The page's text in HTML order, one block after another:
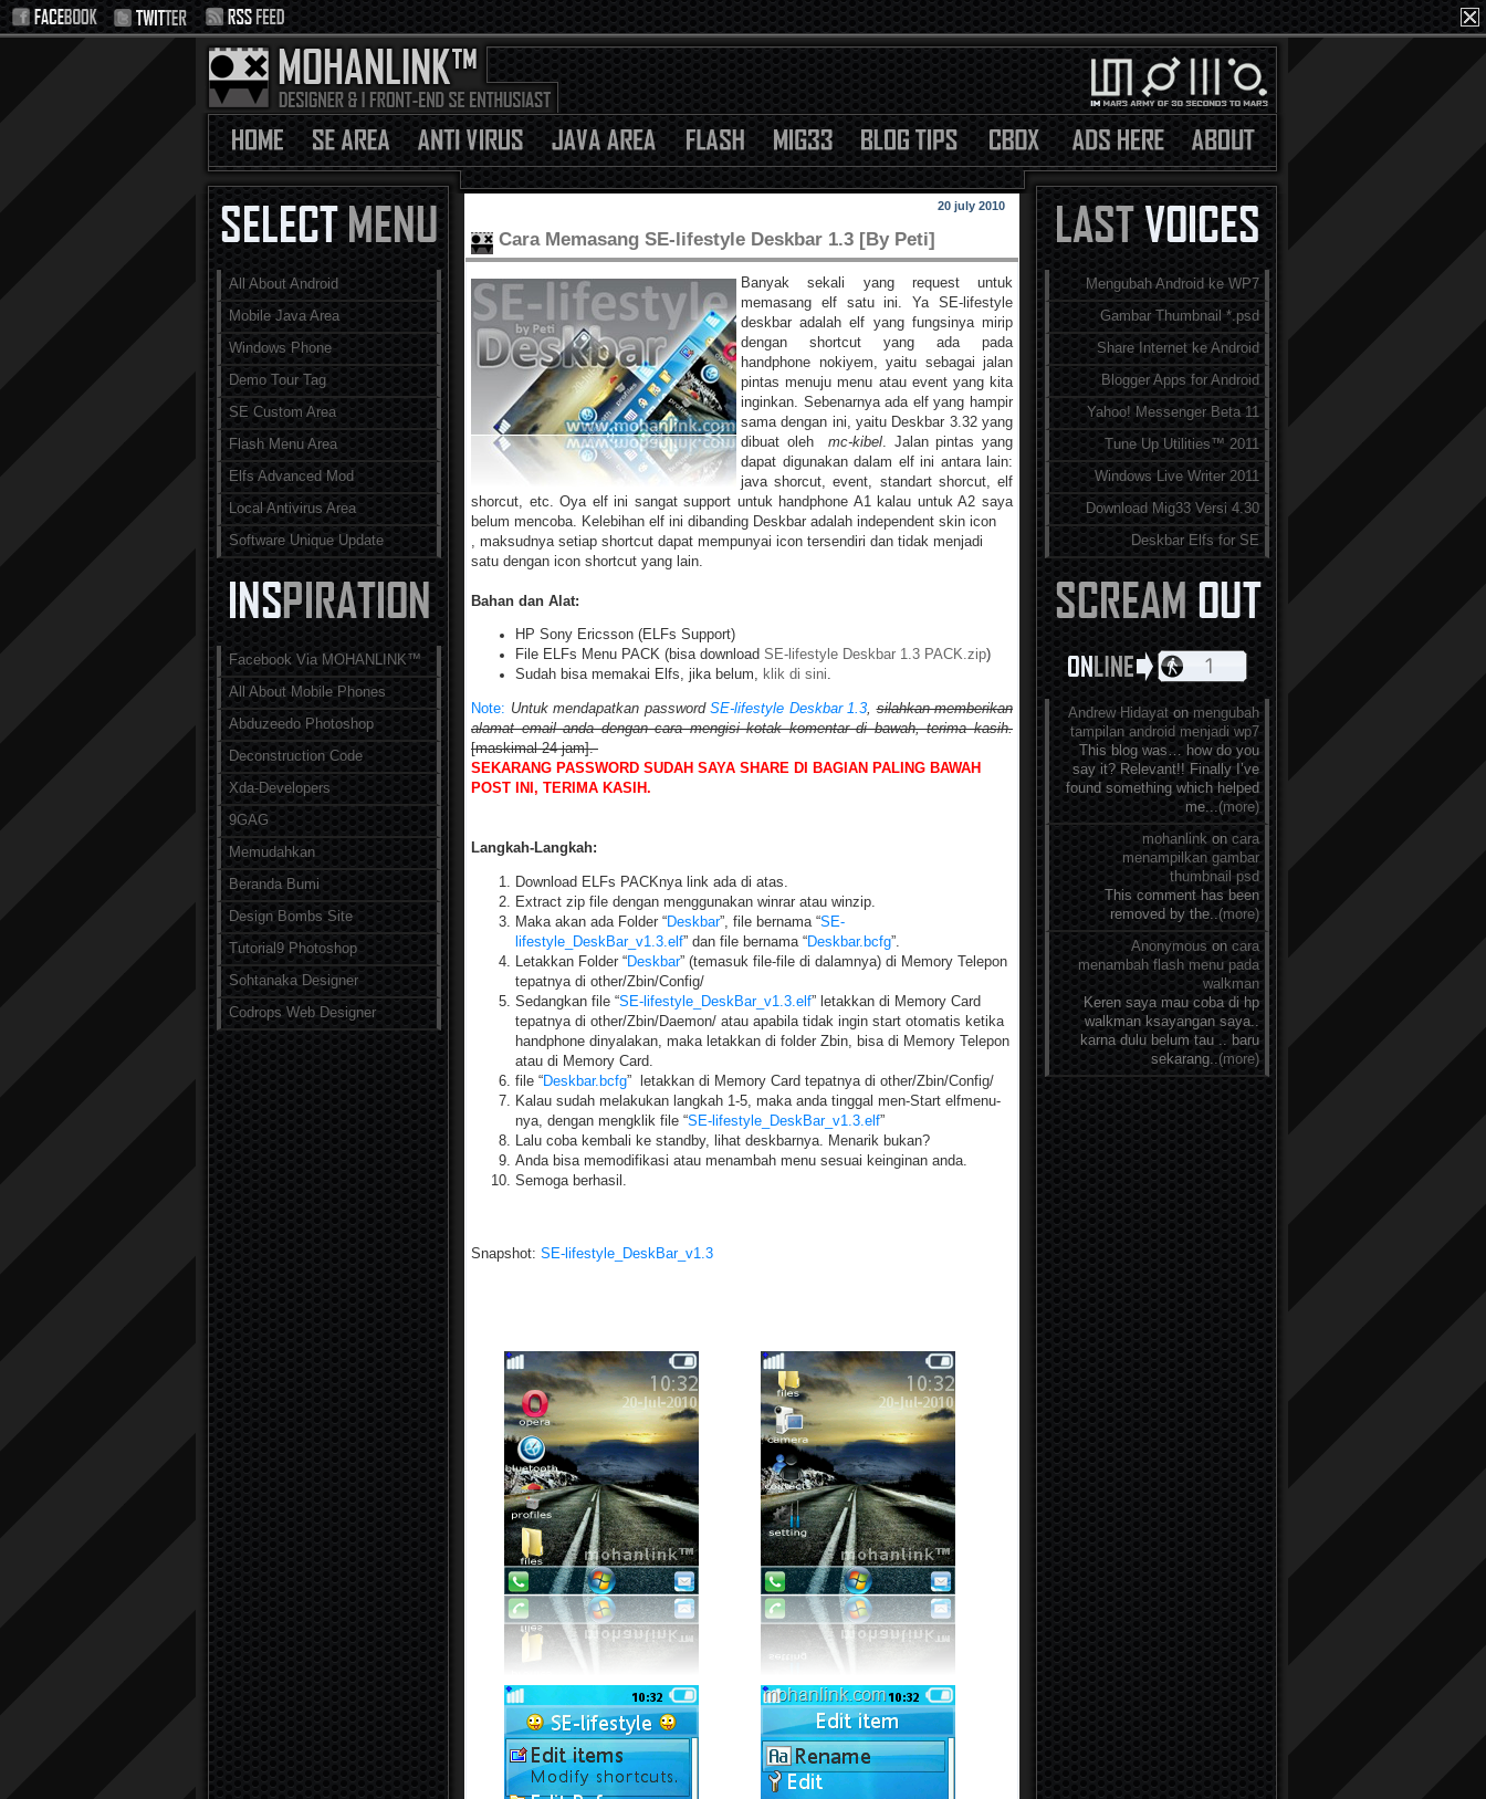
All About Android
Mobile Java Area
Windows Phone
Demo Tour Tag
SE Custom Area
Flash Menu Area
Elfs Advanced Mod
Local Antivirus Area
Software Unique Update
Facebook Via MOHANLINK™
All About Mobile Phones
Abduzeedo Photoshop
Deconstruction Code
Xda-Developers
9GAG
Memudahkan
Beranda Bumi
Design Bombs Site
Tutorial9 Photoshop
Sohtanaka Designer
Codrops Web Designer
20 july 2010
Cara Memasang SE-lifestyle Deskbar 1.3 [By Peti]
Banyak sekali yang request untuk
memasang elf satu ini. Ya SE-lifestyle
deskbar adalah elf yang fungsinya mirip
dengan shortcut yang ada pada
handphone nokiyem, yaitu sebagai jalan
pintas menuju menu atau event yang kita
inginkan. Sebenarnya ada elf yang hampir
sama dengan ini, yaitu Deskbar 3.32 yang
dibuat oleh mc-kibel . Jalan pintas yang
dapat digunakan dalam elf ini antara lain:
java shorcut, event, standart shorcut, elf
shorcut, etc. Oya elf ini sangat support untuk handphone A1 kalau untuk A2 saya
belum mencoba. Kelebihan elf ini dibanding Deskbar adalah independent skin icon
, maksudnya setiap shortcut dapat mempunyai icon tersendiri dan tidak menjadi
satu dengan icon shortcut yang lain.
Bahan dan Alat:
HP Sony Ericsson (ELFs Support)
File ELFs Menu PACK (bisa download SE-lifestyle Deskbar 1.3 PACK.zip)
Sudah bisa memakai Elfs, jika belum, klik di sini.
Note: Untuk mendapatkan password SE-lifestyle Deskbar 1.3,silahkan memberikan
alamat email anda dengan cara mengisi kotak komentar di bawah, terima kasih.
[maskimal 24 jam].
SEKARANG PASSWORD SUDAH SAYA SHARE DI BAGIAN PALING BAWAH
POST INI, TERIMA KASIH.
Langkah-Langkah:
Download ELFs PACKnya link ada di atas.
Extract zip file dengan menggunakan winrar atau winzip.
Maka akan ada Folder “Deskbar”, file bernama “SE-
lifestyle_DeskBar_v1.3.elf” dan file bernama “Deskbar.bcfg”.
Letakkan Folder “Deskbar” (temasuk file-file di dalamnya) di Memory Telepon
tepatnya di other/Zbin/Config/
Sedangkan file “SE-lifestyle_DeskBar_v1.3.elf” letakkan di Memory Card
tepatnya di other/Zbin/Daemon/ atau apabila tidak ingin start otomatis ketika
handphone dinyalakan, maka letakkan di folder Zbin, bisa di Memory Telepon
atau di Memory Card.
file “Deskbar.bcfg” letakkan di Memory Card tepatnya di other/Zbin/Config/
Kalau sudah melakukan langkah 1-5, maka anda tinggal men-Start elfmenu-
nya, dengan mengklik file “SE-lifestyle_DeskBar_v1.3.elf”
Lalu coba kembali ke standby, lihat deskbarnya. Menarik bukan?
Anda bisa memodifikasi atau menambah menu sesuai keinginan anda.
Semoga berhasil.
Snapshot: SE-lifestyle_DeskBar_v1.3
Mengubah Android ke WP7
Gambar Thumbnail *.psd
Share Internet ke Android
Blogger Apps for Android
Yahoo! Messenger Beta 11
Tune Up Utilities™ 2011
Windows Live Writer 2011
Download Mig33 Versi 4.30
Deskbar Elfs for SE
Andrew Hidayaton mengubah
tampilan android menjadi wp7
This blog was… how do you
say it? Relevant!! Finally I’ve
found something which helped
me...(more)
mohanlinkon cara
menampilkan gambar
thumbnail psd
This comment has been
removed by the..(more)
Anonymouson cara
menambah flash menu pada
walkman
Keren saya mau coba di hp
walkman ksayangan saya..
karna dulu belum tau .. baru
sekarang..(more)